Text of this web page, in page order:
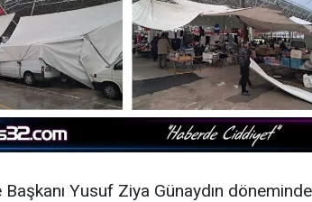
Başkanı Yusuf Ziya Günaydın